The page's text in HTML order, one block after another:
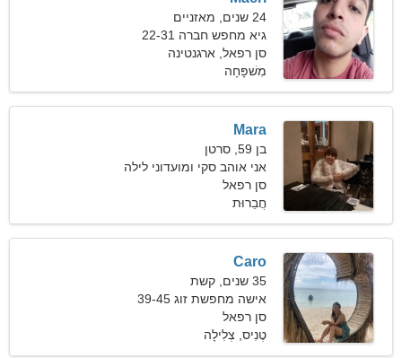
24 שנים, מאזניים
גיא מחפש חברה 22-31
סן רפאל, ארגנטינה
מִשׁפָּחָה
Mara
בן 59, סרטן
אני אוהב סקי ומועדוני לילה
סן רפאל
חֲבֵרוּת
Caro
35 שנים, קשת
אישה מחפשת זוג 39-45
סן רפאל
טֶנִיס, צְלִילָה